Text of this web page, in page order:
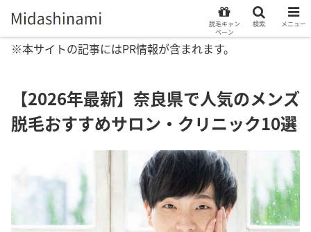
※本サイトの記事にはPR情報が含まれます。
【2026年最新】奈良県で人気のメンズ
脱毛おすすめサロン・クリニック10選
脱毛キャン
ペーン
検索 メニュー